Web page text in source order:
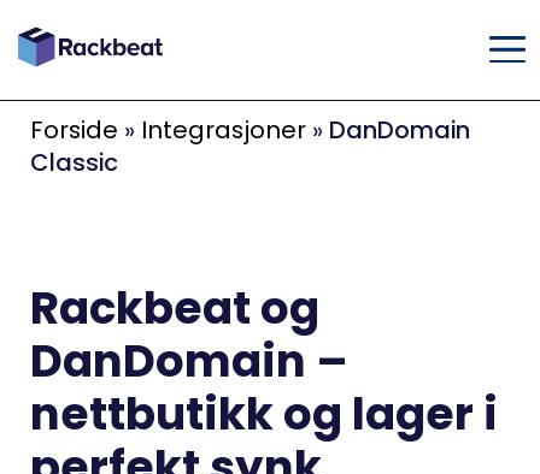
Forside » Integrasjoner» DanDomain
Classic
Rackbeat og
DanDomain –
nettbutikk og lager i